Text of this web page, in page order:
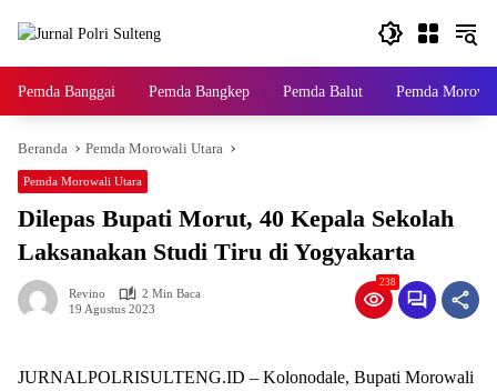
Pemda Banggai Pemda Bangkep Pemda Balut Pemda
Beranda Pemda Morowali Utara
Pemda Morowali Utara
Dilepas Bupati Morut, 40 Kepala Sekolah
Laksanakan Studi Tiru di Yogyakarta
Revino
2 Min Baca
19 Agustus 2023
238
JURNALPOLRISULTENG.ID – Kolonodale, Bupati Morowali